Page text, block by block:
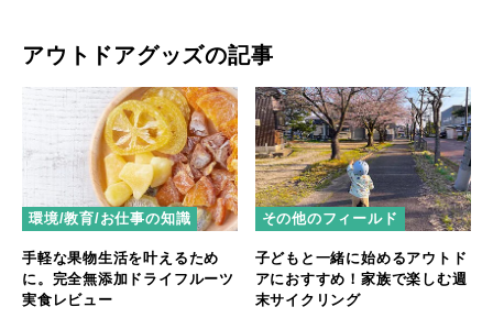
アウトドアグッズの記事
環境/教育/お仕事の知識
手軽な果物生活を叶えるため
に。完全無添加ドライフルーツ
実食レビュー
その他のフィールド
子どもと一緒に始めるアウトド
アにおすすめ！家族で楽しむ週
末サイクリング